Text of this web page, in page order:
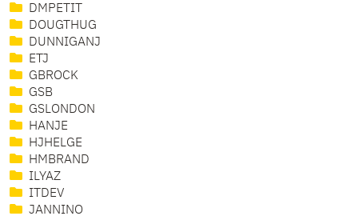
DMPETIT
DOUGTHUG
DUNNIGANJ
ETJ
GBROCK
GSB
GSLONDON
HANJE
HJHELGE
HMBRAND
ILYAZ
ITDEV
JANNINO